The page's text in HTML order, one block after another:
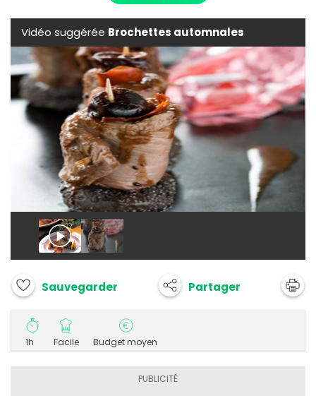
Vidéo suggérée Brochettes automnales
Sauvegarder Partager
1h Facile Budget moyen